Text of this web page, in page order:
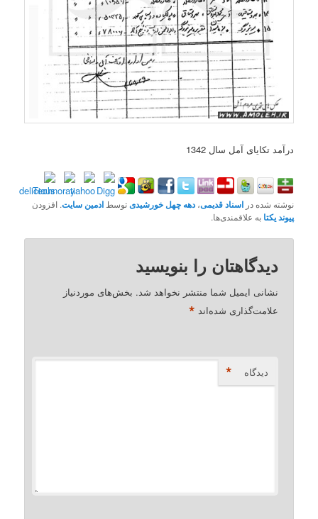
درآمد تکایای آمل سال 1342
نوشته شده دراسناد قدیمی،دهه چهل خورشیدیتوسطادمین سایت. افزودن
پیوند یکتا به علاقمندی‌ها.
دیدگاهتان را بنویسید
نشانی ایمیل شما منتشر نخواهد شد. بخش‌های موردنیاز
علامت‌گذاری شده‌اند *
دیدگاه *